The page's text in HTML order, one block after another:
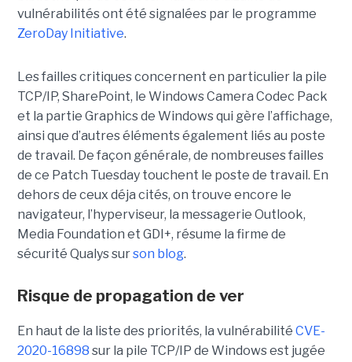
vulnérabilités ont été signalées par le programme
ZeroDay Initiative.
Les failles critiques concernent en particulier la pile
TCP/IP, SharePoint, le Windows Camera Codec Pack
et la partie Graphics de Windows qui gère l’affichage,
ainsi que d’autres éléments également liés au poste
de travail. De façon générale, de nombreuses failles
de ce Patch Tuesday touchent le poste de travail. En
dehors de ceux déja cités, on trouve encore le
navigateur, l’hyperviseur, la messagerie Outlook,
Media Foundation et GDI+, résume la firme de
sécurité Qualys surson blog.
Risque de propagation de ver
En haut de la liste des priorités, la vulnérabilité CVE-
2020-16898 sur la pile TCP/IP de Windows est jugée